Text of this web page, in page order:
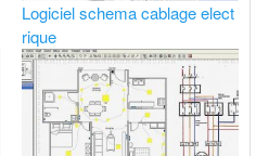
Logiciel schema cablage elect
rique